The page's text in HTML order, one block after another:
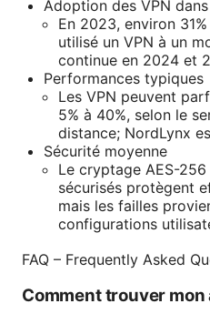
Adoption des VPN
En 2023, environ
utilisé un VPN à un
continue en 2024 et
Performances typiques
Les VPN peuvent
5% à 40%, selon le
distance; NordLynx
Sécurité moyenne
Le cryptage AES-
sécurisés protègent
mais les failles
configurations
FAQ – Frequently Asked
Comment trouver mon